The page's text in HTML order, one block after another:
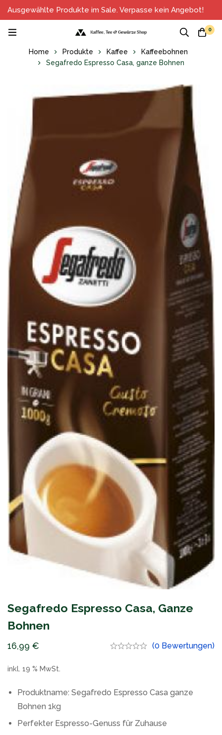
Ausgewählte Produkte im Sale. Verpasse kein Angebot!
0
Home Produkte Kaffee
Kaffeebohnen
Segafredo Espresso Casa, ganze Bohnen
Segafredo Espresso Casa, Ganze
Bohnen
16,99 € (0 Bewertungen)
inkl. 19 % MwSt.
Produktname: Segafredo Espresso Casa ganze
Bohnen 1kg
Perfekter Espresso-Genuss für Zuhause